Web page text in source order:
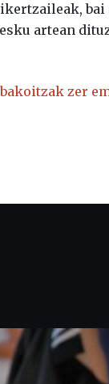
artean
bakoitzak zer